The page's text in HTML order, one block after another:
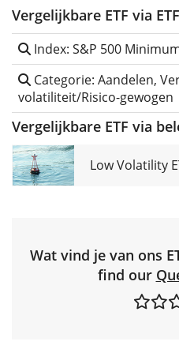
Vergelijkbare ETF via
Index: S&P 500
Categorie: Aandelen,
volatiliteit/Risico-gewogen
Vergelijkbare ETF via
Low Volatility
Wat vind je van ons
find our